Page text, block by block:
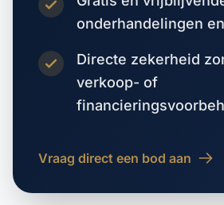
onderhandelingen
Directe zekerheid
verkoop- of
Vraag direct een bod aan